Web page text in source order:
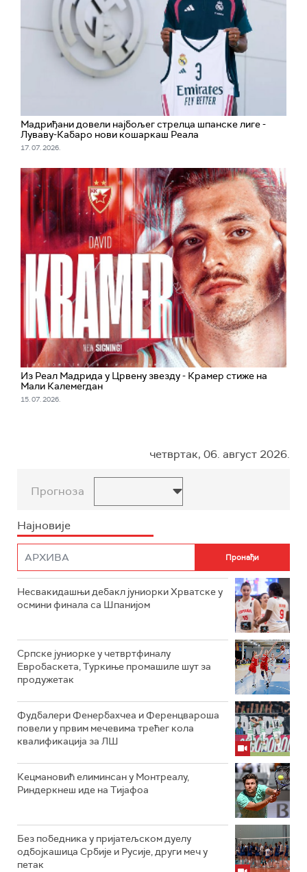
Мадриђани довели најбољег стрелца шпанске лиге -
Луваву-Кабаро нови кошаркаш Реала
17. 07. 2026.
Из Реал Мадрида у Црвену звезду - Крамер стиже на
Мали Калемегдан
15. 07. 2026.
четвртак, 06. август 2026.
Прогноза
Најновије
Несвакидашњи дебакл јуниорки Хрватске у
осмини финала са Шпанијом
Српске јуниорке у четвртфиналу
Евробаскета, Туркиње промашиле шут за
продужетак
Фудбалери Фенербахчеа и Ференцвароша
повели у првим мечевима трећег кола
квалификација за ЛШ
Кецмановић елиминсан у Монтреалу,
Риндеркнеш иде на Тијафоа
Без победника у пријатељском дуелу
одбојкашица Србије и Русије, други меч у
петак